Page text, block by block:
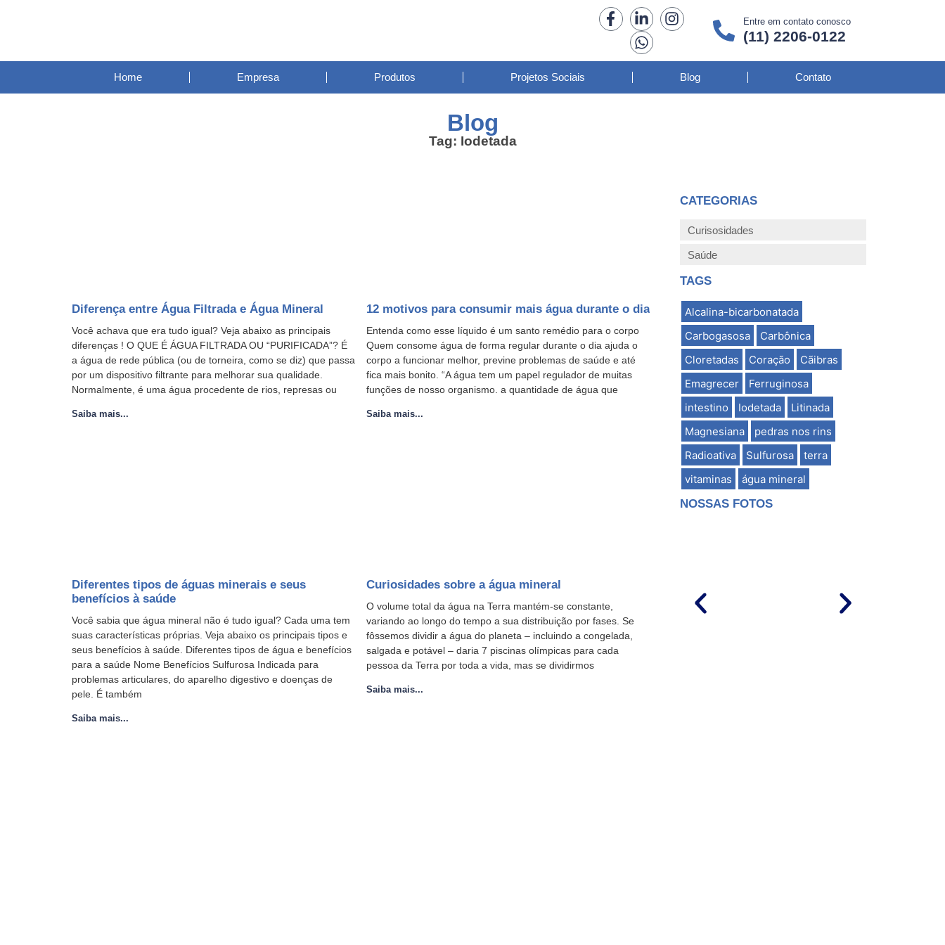
Entre em contato conosco
(11) 2206-0122
Home Empresa Produtos Projetos Sociais Blog Contato
Blog
Tag: Iodetada
Diferença entre Água Filtrada e Água Mineral
Você achava que era tudo igual? Veja abaixo as principais
diferenças ! O QUE É ÁGUA FILTRADA OU “PURIFICADA”? É
a água de rede pública (ou de torneira, como se diz) que passa
por um dispositivo filtrante para melhorar sua qualidade.
Normalmente, é uma água procedente de rios, represas ou
Saiba mais...
12 motivos para consumir mais água durante o dia
Entenda como esse líquido é um santo remédio para o corpo
Quem consome água de forma regular durante o dia ajuda o
corpo a funcionar melhor, previne problemas de saúde e até
fica mais bonito. “A água tem um papel regulador de muitas
funções de nosso organismo. a quantidade de água que
Saiba mais...
Diferentes tipos de águas minerais e seus
benefícios à saúde
Você sabia que água mineral não é tudo igual? Cada uma tem
suas características próprias. Veja abaixo os principais tipos e
seus benefícios à saúde. Diferentes tipos de água e benefícios
para a saúde Nome Benefícios Sulfurosa Indicada para
problemas articulares, do aparelho digestivo e doenças de
pele. É também
Saiba mais...
Curiosidades sobre a água mineral
O volume total da água na Terra mantém-se constante,
variando ao longo do tempo a sua distribuição por fases. Se
fôssemos dividir a água do planeta – incluindo a congelada,
salgada e potável – daria 7 piscinas olímpicas para cada
pessoa da Terra por toda a vida, mas se dividirmos
Saiba mais...
CATEGORIAS
Curisosidades
Saúde
TAGS
Alcalina-bicarbonatada
Carbogasosa
Carbônica
Cloretadas
Coração
Cãibras
Emagrecer
Ferruginosa
intestino
Iodetada
Litinada
Magnesiana
pedras nos rins
Radioativa
Sulfurosa
terra
vitaminas
água mineral
NOSSAS FOTOS